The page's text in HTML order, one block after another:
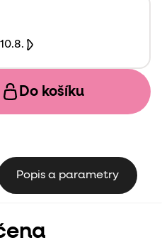
Do košíku
Popis a parametry